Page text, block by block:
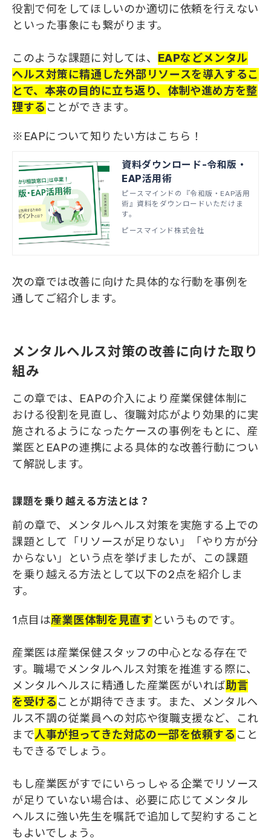
役割で何をしてほしいのか適切に依頼を行えない
といった事象にも繋がります。
このような課題に対しては、 EAPなどメンタル
ヘルス対策に精通した外部リソースを導入するこ
とで、本来の目的に立ち返り、体制や進め方を整
理する ことができます。
※EAPについて知りたい方はこちら！
資料ダウンロード-令和版・
EAP活用術
ピースマインドの『令和版・EAP活用
術』資料をダウンロードいただけま
す。
ピースマインド株式会社
次の章では改善に向けた具体的な行動を事例を
通してご紹介します。
メンタルヘルス対策の改善に向けた取り
組み
この章では、EAPの介入により産業保健体制に
おける役割を見直し、復職対応がより効果的に実
施されるようになったケースの事例をもとに、産
業医とEAPの連携による具体的な改善行動につい
て解説します。
課題を乗り越える方法とは？
前の章で、メンタルヘルス対策を実施する上での
課題として「リソースが足りない」「やり方が分
からない」という点を挙げましたが、この課題
を乗り越える方法として以下の2点を紹介しま
す。
1点目は産業医体制を見直す というものです。
産業医は産業保健スタッフの中心となる存在で
す。職場でメンタルヘルス対策を推進する際に、
メンタルヘルスに精通した産業医がいれば助言
を受ける ことが期待できます。また、メンタルヘ
ルス不調の従業員への対応や復職支援など、これ
まで人事が担ってきた対応の一部を依頼する こと
もできるでしょう。
もし産業医がすでにいらっしゃる企業でリソース
が足りていない場合は、必要に応じてメンタル
ヘルスに強い先生を嘱託で追加して契約すること
もよいでしょう。